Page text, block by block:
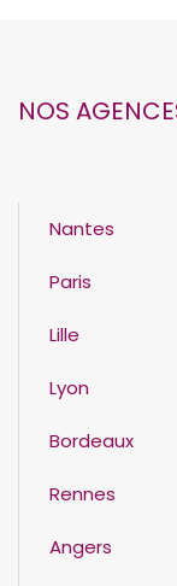
NOS
Nantes
Paris
Lille
Lyon
Bordeaux
Rennes
Angers